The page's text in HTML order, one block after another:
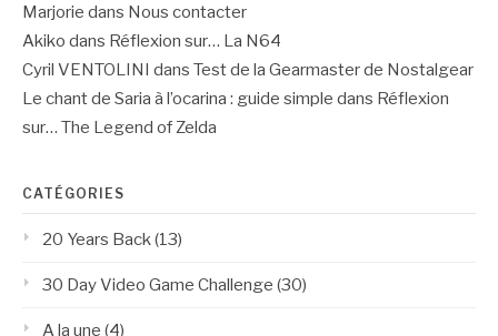
Marjorie dans Nous contacter
Akiko dans Réflexion sur… La N64
Cyril VENTOLINI dans Test de la Gearmaster de Nostalgear
Le chant de Saria à l’ocarina : guide simple dans Réflexion
sur… The Legend of Zelda
CATÉGORIES
20 Years Back (13)
30 Day Video Game Challenge (30)
A la une (4)